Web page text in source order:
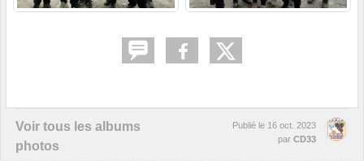
Voir tous les albums
photos
Publié le 16 oct. 2023
par CD33